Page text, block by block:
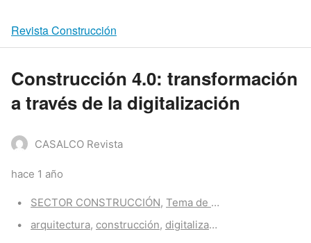
Revista Construcción
Construcción 4.0: transformación
a través de la digitalización
CASALCO Revista
hace 1 año
Categories:
SECTOR CONSTRUCCIÓN, Tema de portada
Tags:
arquitectura, construcción, digitalización